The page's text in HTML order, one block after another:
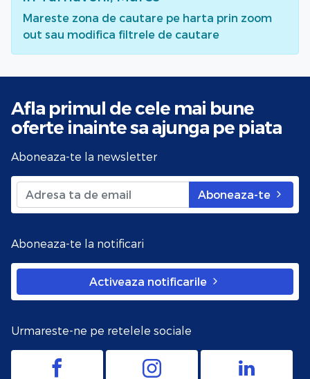
Mareste zona de cautare pe harta prin zoom
out sau modifica filtrele de cautare
Afla primul de cele mai bune
oferte inainte sa ajunga pe piata
Aboneaza-te la newsletter
Aboneaza-te
Aboneaza-te la notificari
Activeaza notificarile
Urmareste-ne pe retelele sociale